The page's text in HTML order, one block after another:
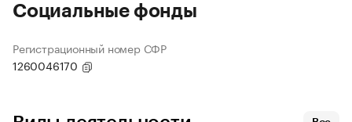
Социальные фонды
Регистрационный номер СФР
1260046170